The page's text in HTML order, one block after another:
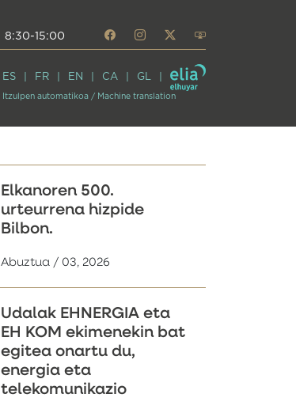
8:30-15:00
ES FR EN CA GL
Itzulpen automatikoa / Machine translation
Elkanoren 500.
urteurrena hizpide
Bilbon.
Abuztua / 03, 2026
Udalak EHNERGIA eta
EH KOM ekimenekin bat
egitea onartu du,
energia eta
telekomunikazio